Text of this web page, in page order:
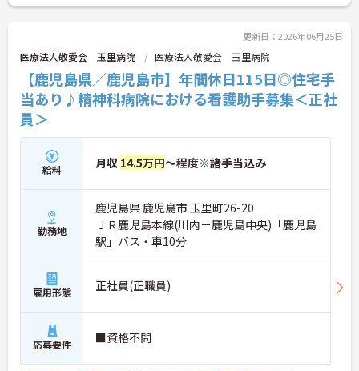
更新日：2026年06月25日
医療法人敬愛会 玉里病院 医療法人敬愛会 玉里病院
【鹿児島県／鹿児島市】年間休日115日◎住宅手
当あり♪精神科病院における看護助手募集＜正社
員＞
給料 月収 14.5万円～程度※諸手当込み
勤務地
鹿児島県 鹿児島市 玉里町26-20
ＪＲ鹿児島本線(川内－鹿児島中央)「鹿児島
駅」バス・車10分
雇用形態 正社員(正職員)
応募要件 ■資格不問